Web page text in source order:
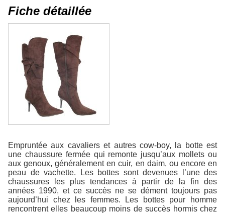
Fiche détaillée
Empruntée aux cavaliers et autres cow-boy, la botte est
une chaussure fermée qui remonte jusqu’aux mollets ou
aux genoux, généralement en cuir, en daim, ou encore en
peau de vachette. Les bottes sont devenues l’une des
chaussures les plus tendances à partir de la fin des
années 1990, et ce succès ne se dément toujours pas
aujourd’hui chez les femmes. Les bottes pour homme
rencontrent elles beaucoup moins de succès hormis chez